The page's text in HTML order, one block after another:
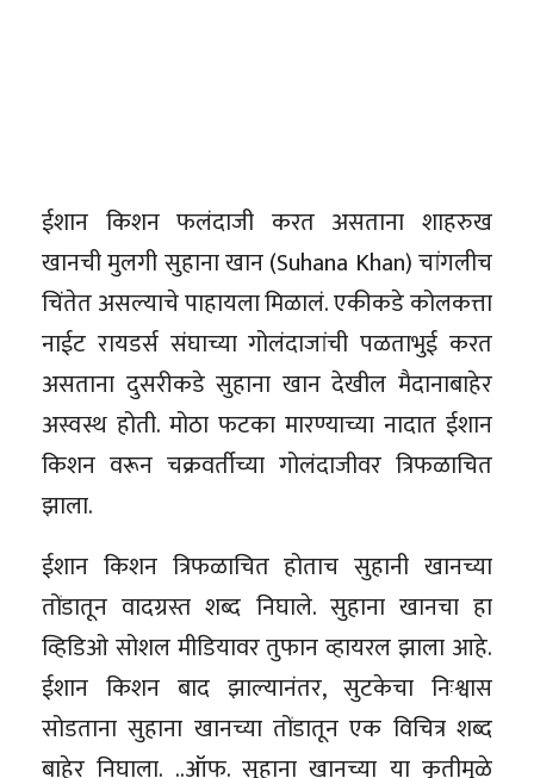
ईशान किशन फलंदाजी करत असताना शाहरुख
खानची मुलगी सुहाना खान (Suhana Khan) चांगलीच
चिंतेत असल्याचे पाहायला मिळालं. एकीकडे कोलकत्ता
नाईट रायडर्स संघाच्या गोलंदाजांची पळताभुई करत
असताना दुसरीकडे सुहाना खान देखील मैदानाबाहेर
अस्वस्थ होती. मोठा फटका मारण्याच्या नादात ईशान
किशन वरून चक्रवर्तीच्या गोलंदाजीवर त्रिफळाचित
झाला.
ईशान किशन त्रिफळाचित होताच सुहानी खानच्या
तोंडातून वादग्रस्त शब्द निघाले. सुहाना खानचा हा
व्हिडिओ सोशल मीडियावर तुफान व्हायरल झाला आहे.
ईशान किशन बाद झाल्यानंतर, सुटकेचा निःश्वास
सोडताना सुहाना खानच्या तोंडातून एक विचित्र शब्द
बाहेर निघाला. ..ऑफ. सुहाना खानच्या या कृतीमुळे